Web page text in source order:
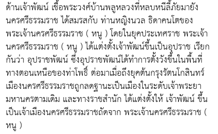
ด้านเจ้าพัฒน์ เชื้อพระวงศ์บ้านพลูหลวงที่หลบหนีลี้ภัยมายัง
นครศรีธรรมราช ได้สมรสกับ ท่านหญิงนวล ธิดาคนโตของ
พระเจ้านครศรีธรรมราช ( หนู ) โดยในยุคประเทศราช พระเจ้า
นครศรีธรรมราช ( หนู ) ได้แต่งตั้งเจ้าพัฒน์ขึ้นเป็นอุปราช เรียก
กันว่า อุปราชพัฒน์ ซึ่งอุปราชพัฒน์ได้ทำการตั้งวังขึ้นในพื้นที่
ทางตอนเหนือของท่าโพธิ์ ต่อมาเมื่อถึงยุคต้นกรุงรัตนโกสินทร์
เมืองนครศรีธรรมราชถูกลดฐานะเป็นเมืองในระดับเจ้าพระยา
มหานครตามเดิม และทางราชสำนัก ได้แต่งตั้งให้ เจ้าพัฒน์ ขึ้น
เป็นเจ้าเมืองนครศรีธรรมราชถัดจาก พระเจ้านครศรีธรรมราช (
หนู )